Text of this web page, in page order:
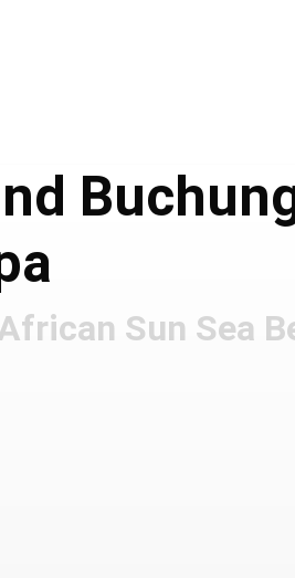
Sun Sea